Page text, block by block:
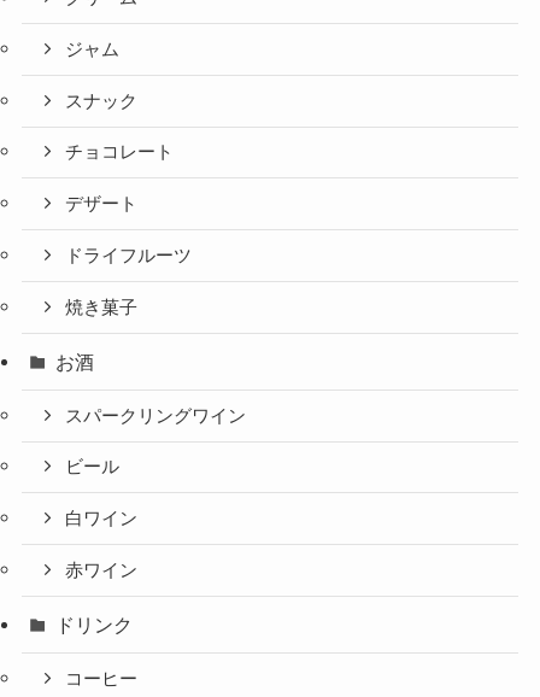
ジャム
スナック
チョコレート
デザート
ドライフルーツ
焼き菓子
お酒
スパークリングワイン
ビール
白ワイン
赤ワイン
ドリンク
コーヒー